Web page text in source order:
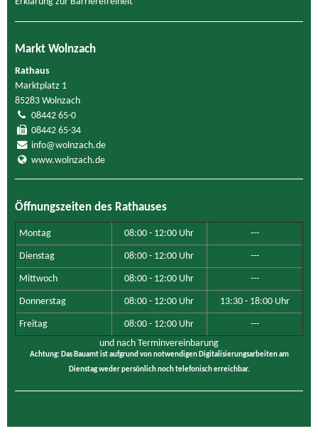
Markt Wolnzach
Rathaus
Marktplatz 1
85283 Wolnzach
08442 65-0
08442 65-34
info@wolnzach.de
www.wolnzach.de
Öffnungszeiten des Rathauses
Montag 08:00 - 12:00 Uhr ---
Dienstag 08:00 - 12:00 Uhr ---
Mittwoch 08:00 - 12:00 Uhr ---
Donnerstag 08:00 - 12:00 Uhr 13:30 - 18:00 Uhr
Freitag 08:00 - 12:00 Uhr
---
und nach Terminvereinbarung
Achtung: Das Bauamt ist aufgrund von notwendigen Digitalisierungsarbeiten am
Dienstag weder persönlich noch telefonisch erreichbar.